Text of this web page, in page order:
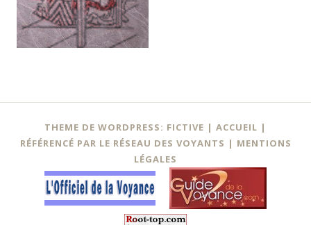
Navigation
des
articles
THEME DE WORDPRESS: FICTIVE | ACCUEIL |
RÉFÉRENCÉ PAR LE RÉSEAU DES VOYANTS | MENTIONS
LÉGALES